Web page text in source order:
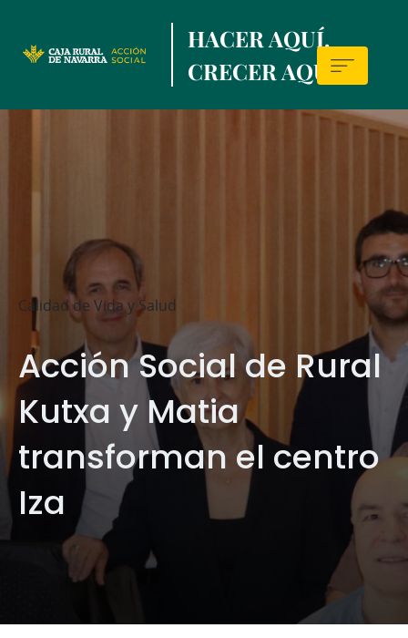
to
contentt
HACER AQUÍ,
CRECER AQUÍ.
prensa
Calidad de Vida y Salud
Acción Social de Rural
Kutxa y Matia
transforman el centro
Iza